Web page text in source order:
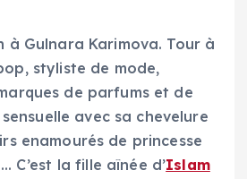
à Gulnara Karimova. Tour à
styliste de mode,
de parfums et de
avec sa chevelure
enamourés de princesse
C’est la fille aînée d’Islam